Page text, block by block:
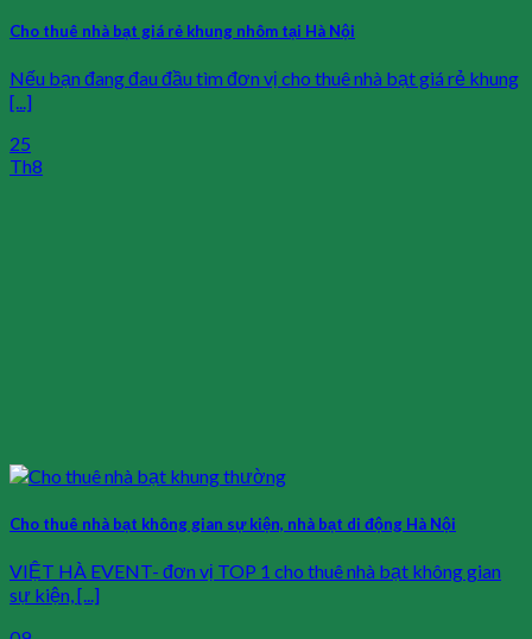
Cho thuê nhà bạt giá rẻ khung nhôm tại Hà Nội
Nếu bạn đang đau đầu tìm đơn vị cho thuê nhà bạt giá rẻ khung
[...]
25
Th8
Cho thuê nhà bạt không gian sự kiện, nhà bạt di động Hà Nội
VIỆT HÀ EVENT- đơn vị TOP 1 cho thuê nhà bạt không gian
sự kiện, [...]